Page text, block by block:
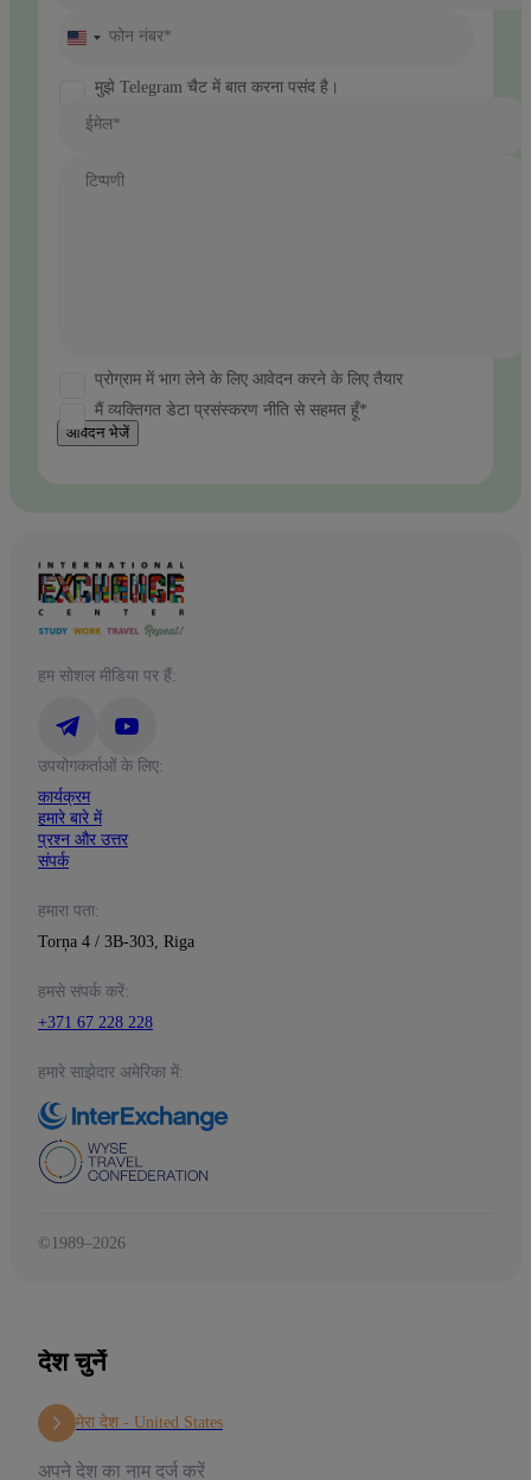
United
+1
फोन नंबर*
मुझे Telegram चैट में बात करना पसंद है।
ईमेल*
टिप्पणी
प्रोग्राम में भाग लेने के लिए आवेदन करने के लिए तैयार
मैं व्यक्तिगत डेटा प्रसंस्करण नीति से सहमत हूँ*
आवेदन भेजें
हम सोशल मीडिया पर हैं:
उपयोगकर्ताओं के लिए:
कार्यक्रम
हमारे बारे में
प्रश्न और उत्तर
संपर्क
हमारा पता:
Torņa 4 / 3B-303, Riga
हमसे संपर्क करें:
+371 67 228 228
हमारे साझेदार अमेरिका में:
©1989–2026
देश चुनें
मेरा देश - United States
अपने देश का नाम दर्ज करें